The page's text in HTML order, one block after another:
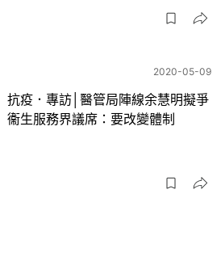
2020-05-09
抗疫．專訪│醫管局陣線余慧明擬爭
衞生服務界議席：要改變體制